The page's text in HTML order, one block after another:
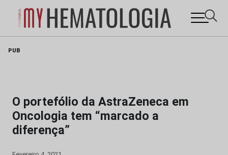
PUB
O portefólio da AstraZeneca em
Oncologia tem “marcado a
diferença”